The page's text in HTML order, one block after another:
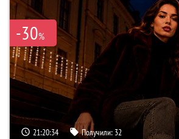
-30%
21:20:33 Получили: 32